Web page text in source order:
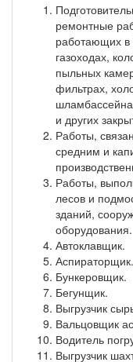
ремонтные
работающих в
газоходах,
пыльных
фильтрах,
и других
Работы,
средним и
Работы,
лесов и
зданий,
оборудования.
Автоклавщик.
Аспираторщик.
Бункеровщик.
Бегунщик.
Выгрузчик
Вальцовщик
Водитель
Выгрузчик